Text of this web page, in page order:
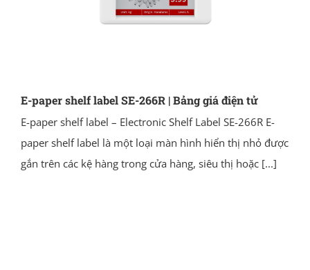
E-paper shelf label SE-266R | Bảng giá điện tử
E-paper shelf label – Electronic Shelf Label SE-266R E-
paper shelf label là một loại màn hình hiển thị nhỏ được
gắn trên các kệ hàng trong cửa hàng, siêu thị hoặc[...]